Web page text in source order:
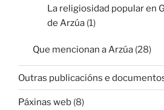
La religiosidad popular en
de Arzúa (1)
Que mencionan a Arzúa (28)
Outras publicacións e
Páxinas web (8)